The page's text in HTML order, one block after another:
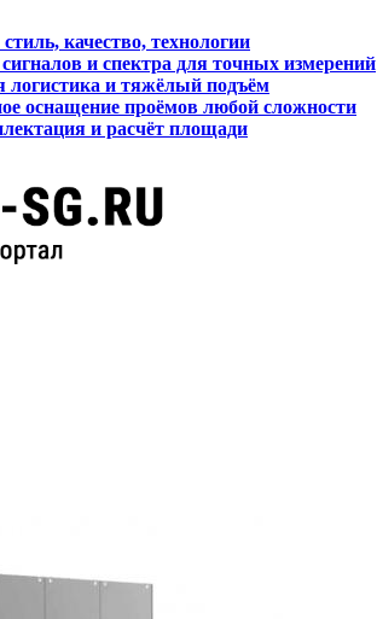
качество, технологии
и спектра для точных измерений
логистика и тяжёлый подъём
оснащение проёмов любой сложности
и расчёт площади